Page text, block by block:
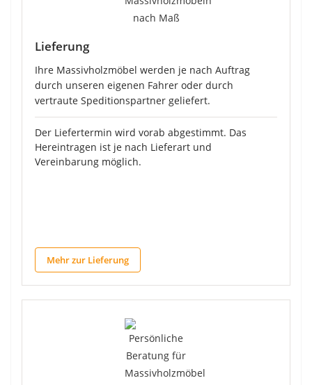
Lieferung
Ihre Massivholzmöbel werden je nach Auftrag
durch unseren eigenen Fahrer oder durch
vertraute Speditionspartner geliefert.
Der Liefertermin wird vorab abgestimmt. Das
Hereintragen ist je nach Lieferart und
Vereinbarung möglich.
Mehr zur Lieferung